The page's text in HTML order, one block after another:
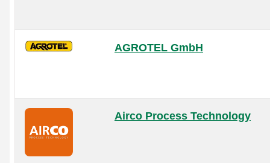
AGROTEL GmbH
Airco Process Technology